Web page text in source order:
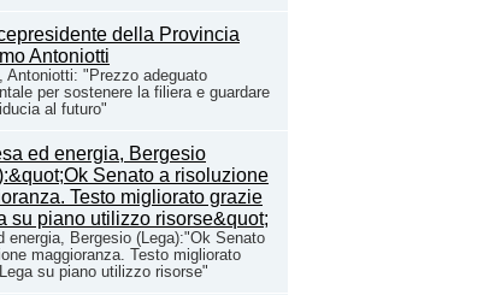
Antoniotti: "Prezzo adeguato
per sostenere la filiera e guardare
al futuro"
energia, Bergesio (Lega):"Ok Senato
maggioranza. Testo migliorato
su piano utilizzo risorse"